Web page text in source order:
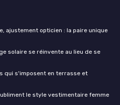
ajustement opticien : la paire unique
solaire se réinvente au lieu de se
qui s'imposent en terrasse et
le style vestimentaire femme